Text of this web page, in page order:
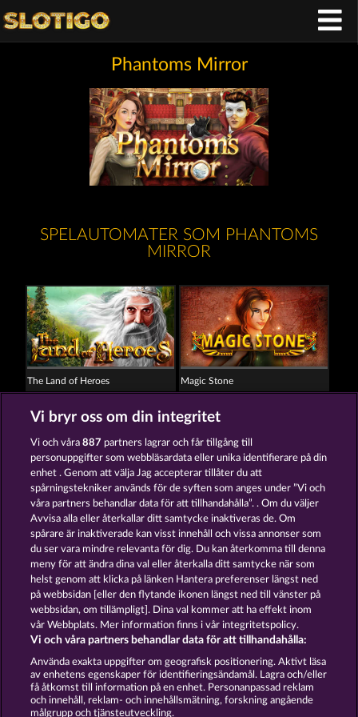
Phantoms Mirror
SPELAUTOMATER SOM PHANTOMS
MIRROR
The Land of Heroes Magic Stone
Gates Of Ishtar The Griffin
Användarvillkor Sekretesspolicy Avtryck
Om Företaget FAQ Partnerprogram
Facebook
Skicka in en begäran om att ångra köpet
Vi bryr oss om din integritet
Vi och våra887 partners lagrar och får tillgång till
personuppgifter som webbläsardata eller unika identifierare på din
enhet . Genom att välja Jag accepterar tillåter du att
spårningstekniker används för de syften som anges under ”Vi och
våra partners behandlar data för att tillhandahålla”. . Om du väljer
Avvisa alla eller återkallar ditt samtycke inaktiveras de. Om
spårare är inaktiverade kan visst innehåll och vissa annonser som
du ser vara mindre relevanta för dig. Du kan återkomma till denna
meny för att ändra dina val eller återkalla ditt samtycke när som
helst genom att klicka på länken Hantera preferenser längst ned
på webbsidan [eller den flytande ikonen längst ned till vänster på
webbsidan, om tillämpligt]. Dina val kommer att ha effekt inom
vår Webbplats. Mer information finns i vår integritetspolicy.
Vi och våra partners behandlar data för att tillhandahålla:
Använda exakta uppgifter om geografisk positionering. Aktivt läsa
av enhetens egenskaper för identifieringsändamål. Lagra och/eller
få åtkomst till information på en enhet. Personanpassad reklam
och innehåll, reklam- och innehållsmätning, forskning angående
målgrupp och tjänsteutveckling.